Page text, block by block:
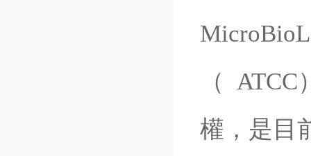
（ ATCC
權，是目